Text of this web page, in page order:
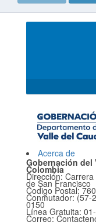
Acerca de
Gobernación del
Colombia
Dirección:
de San Francisco
Codigo Postal:
Conmutador: (57-
0150
Línea Gratuita:
Correo: